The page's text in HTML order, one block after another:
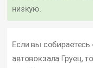
низкую.
Если вы собираетесь
автовокзала Груец,